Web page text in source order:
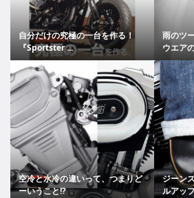
自分だけの究極の一台を作る！
『Sportster ...
雨のツ
ウエア
空冷と水冷の違いって、つまりど
ーいうこと!?
ジーン
ルアッ